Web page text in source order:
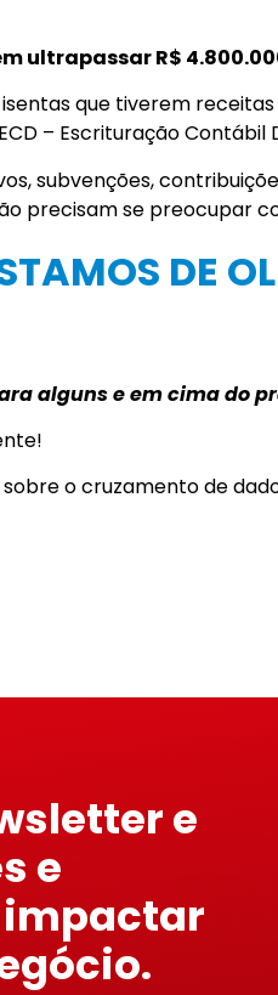
ultrapassar R$
que tiverem
– Escrituração Contábil
subvenções,
precisam se preocupar
DE
alguns e em cima do
o cruzamento de
e
e